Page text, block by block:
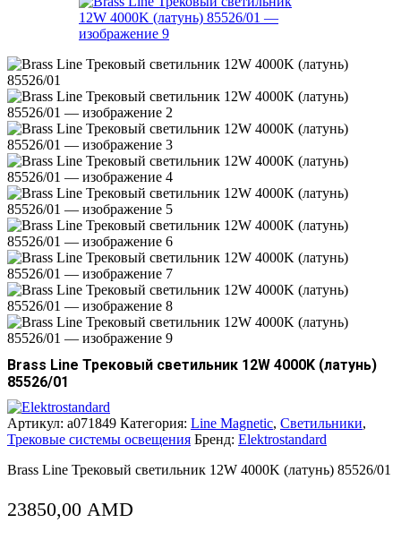
Brass Line Трековый светильник 12W 4000K (латунь)
85526/01
Артикул: a071849 Категория: Line Magnetic, Светильники,
Трековые системы освещения Бренд: Elektrostandard
Brass Line Трековый светильник 12W 4000K (латунь) 85526/01
23850,00 AMD